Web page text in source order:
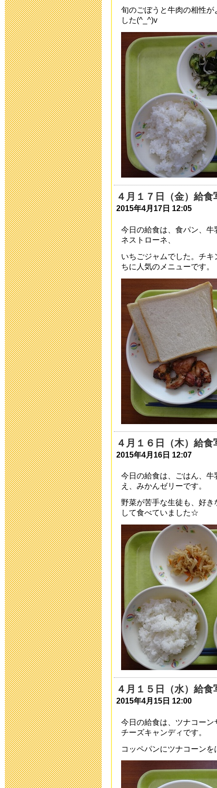
新型コロナウ
連絡
2020年3月10日
「令和元年度
らせ
2020年2月26日
保健関係書類
2019年11月11日
本日（10/13）
2019年10月13日
運動会を13日
2019年10月11日
令和2年度 入
2019年9月 2日
育友会夏祭り
2019年7月26日
平成31年度
2019年5月 7日
保健関係書類
2019年3月19日
「わいわい集
2018年9月28日
いじめ防止基
2018年9月 1日
「夏祭り」の
2018年7月27日
2018年度 夏
2018年7月26日
平成30年度
2018年5月 7日
第31回公開研
2018年2月15日
「第３１回
した
旬のごぼうと牛肉の相性
した(^_^)v
４月１７日（金）給食
2015年4月17日 12:05
今日の給食は、食パン、
ネストローネ、
いちごジャムでした。チ
ちに人気のメニューです。
４月１６日（木）給食
2015年4月16日 12:07
今日の給食は、ごはん、
え、みかんゼリーです。
野菜が苦手な生徒も、好
して食べていました☆
４月１５日（水）給食
2015年4月15日 12:00
今日の給食は、ツナコー
チーズキャンディです。
コッペパンにツナコーン